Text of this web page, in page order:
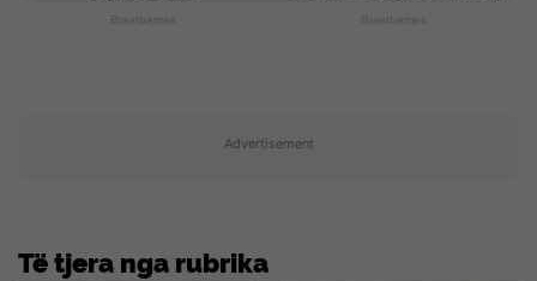
Brainberries Brainberries
Advertisement
Të tjera nga rubrika